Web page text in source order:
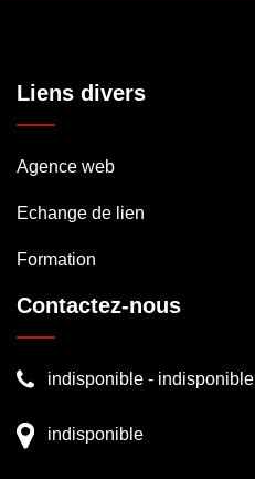
Liens divers
Agence web
Echange de lien
Formation
Contactez-nous
indisponible - indisponible
indisponible